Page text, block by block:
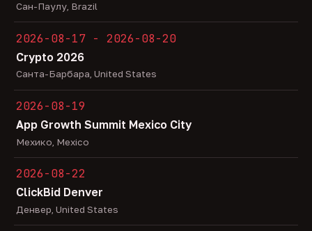
Сан-Паулу, Brazil
2026-08-17 - 2026-08-20
Crypto 2026
Санта-Барбара, United States
2026-08-19
App Growth Summit Mexico City
Мехико, Mexico
2026-08-22
ClickBid Denver
Денвер, United States